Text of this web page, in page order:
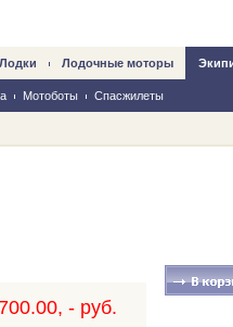
Лодки Лодочные моторы
Мотоботы Спасжилеты
- руб.